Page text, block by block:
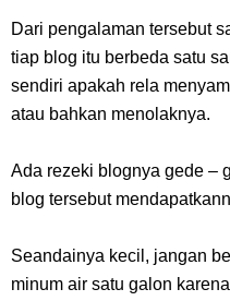
Dari pengalaman tersebut
tiap blog itu berbeda satu
sendiri apakah rela
atau bahkan menolaknya.
Ada rezeki blognya gede –
blog tersebut
Seandainya kecil, jangan
minum air satu galon